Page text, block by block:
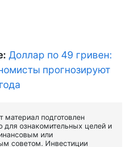
Доллар по 49 гривен:
прогнозируют
материал подготовлен
для ознакомительных целей и
или
советом. Инвестиции